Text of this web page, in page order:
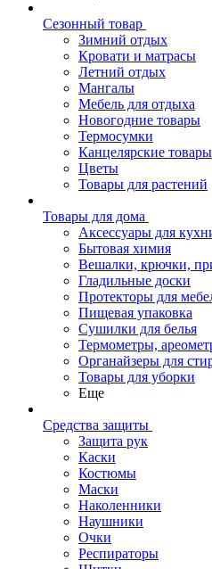
Сезонный товар
Зимний отдых
Кровати и матрасы
Летний отдых
Мангалы
Мебель для отдыха
Новогодние товары
Термосумки
Канцелярские товары
Цветы
Товары для растений
Товары для дома
Аксессуары для
Бытовая химия
Вешалки, крючки,
Гладильные доски
Протекторы для
Пищевая упаковка
Сушилки для белья
Термометры,
Органайзеры для
Товары для уборки
Еще
Средства защиты
Защита рук
Каски
Костюмы
Маски
Наколенники
Наушники
Очки
Респираторы